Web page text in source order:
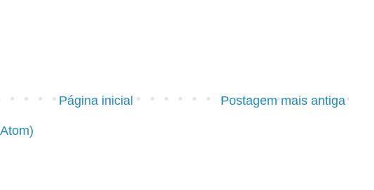
Postagem mais antiga
Página inicial